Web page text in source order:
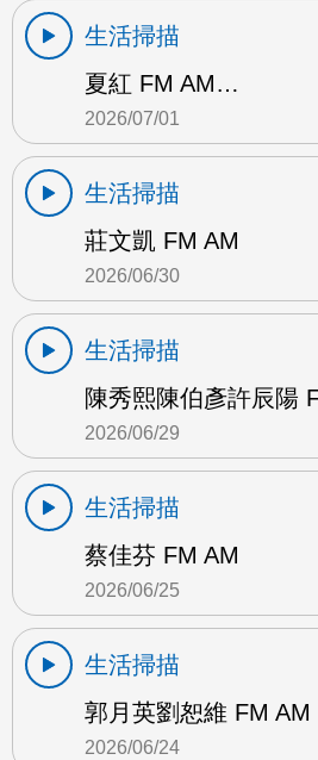
生活掃描
夏紅 FM AM…
2026/07/01
生活掃描
莊文凱 FM AM
2026/06/30
生活掃描
陳秀熙陳伯彥許辰陽
2026/06/29
生活掃描
蔡佳芬 FM AM
2026/06/25
生活掃描
郭月英劉恕維 FM AM
2026/06/24